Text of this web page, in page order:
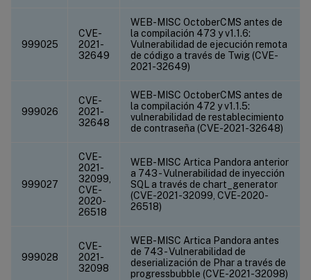
999025
CVE-
2021-
32649
WEB-MISC OctoberCMS antes de
la compilación 473 y v1.1.6:
Vulnerabilidad de ejecución remota
de código a través de Twig (CVE-
2021-32649)
999026
CVE-
2021-
32648
WEB-MISC OctoberCMS antes de
la compilación 472 y v1.1.5:
vulnerabilidad de restablecimiento
de contraseña (CVE-2021-32648)
999027
CVE-
2021-
32099,
CVE-
2020-
26518
WEB-MISC Artica Pandora anterior
a 743 - Vulnerabilidad de inyección
SQL a través de chart_generator
(CVE-2021-32099, CVE-2020-
26518)
999028
CVE-
2021-
32098
WEB-MISC Artica Pandora antes
de 743 - Vulnerabilidad de
deserialización de Phar a través de
progressbubble (CVE-2021-32098)